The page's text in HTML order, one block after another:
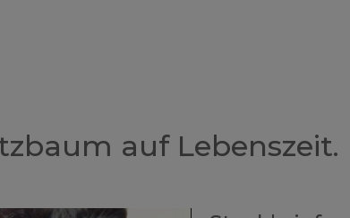
auf Lebenszeit.